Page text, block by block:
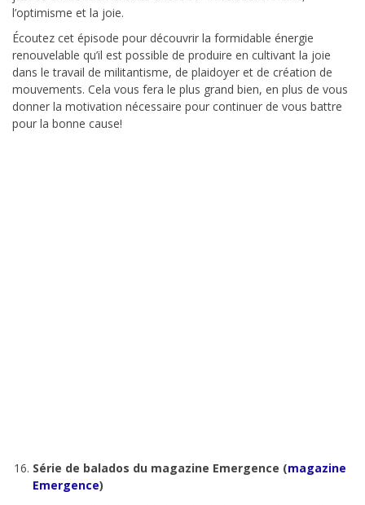
l’optimisme et la joie.
Écoutez cet épisode pour découvrir la formidable énergie
renouvelable qu’il est possible de produire en cultivant la joie
dans le travail de militantisme, de plaidoyer et de création de
mouvements. Cela vous fera le plus grand bien, en plus de vous
donner la motivation nécessaire pour continuer de vous battre
pour la bonne cause!
Série de balados du magazine Emergence (magazine
Emergence)